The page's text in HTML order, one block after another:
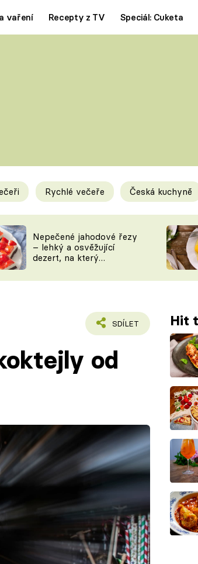
vaření Recepty z TV Speciál: Cuketa
a triky
ZA JÍDLEM
Novinky
ČASOPIS
Rychlé večeře Česká kuchyně
Nepečené jahodové řezy
– lehký a osvěžující
dezert, na který
SDÍLET Hit
od